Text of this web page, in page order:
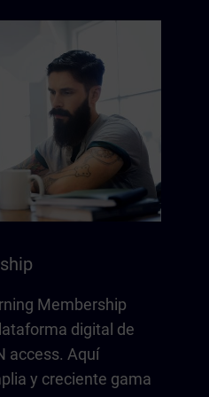
Membership
digital de
access. Aquí
y creciente gama